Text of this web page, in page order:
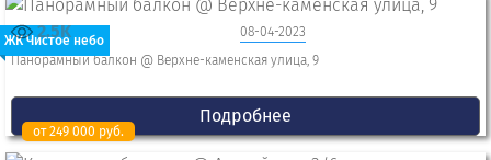
ЖК Чистое небо
08-04-2023
2.5K
Панорамный балкон @ Верхне-каменская улица, 9
Подробнее
от 249 000 руб.